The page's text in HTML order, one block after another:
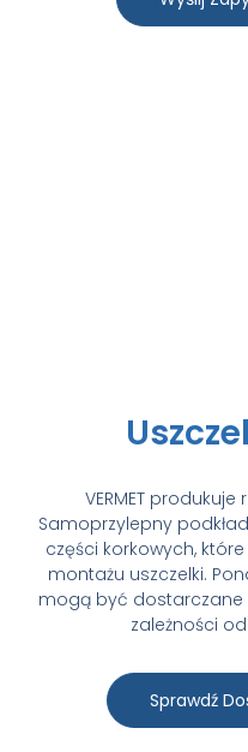
VERMET
Samoprzylepny
części korkowych,
montażu uszczelki.
mogą być dostarczane
zależności
Sprawdź